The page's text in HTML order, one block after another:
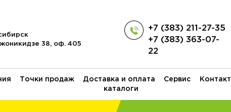
38, оф. 405
+7 (383) 211-27-35
+7 (383) 363-07-
22
Точки продаж Доставка и оплата Сервис
каталоги